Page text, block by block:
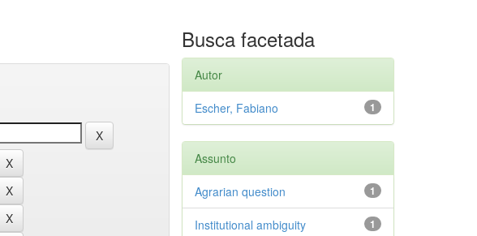
Busca facetada
Autor
1
Escher, Fabiano
Assunto
1
Agrarian question
1
Institutional ambiguity